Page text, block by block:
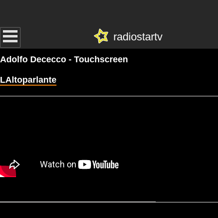
radiostartv
Adolfo Dececco - Touchscreen
LAltoparlante